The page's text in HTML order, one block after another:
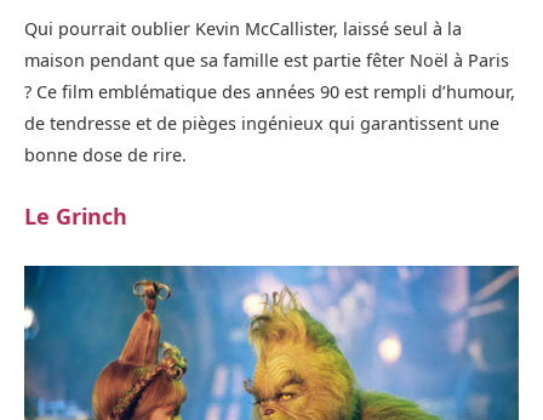
Qui pourrait oublier Kevin McCallister, laissé seul à la
maison pendant que sa famille est partie fêter Noël à Paris
? Ce film emblématique des années 90 est rempli d’humour,
de tendresse et de pièges ingénieux qui garantissent une
bonne dose de rire.
Le Grinch